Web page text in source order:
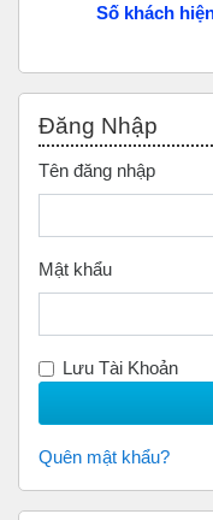
Số khách
Đăng Nhập
Tên đăng nhập
Mật khẩu
Lưu Tài Khoản
Quên mật khẩu?